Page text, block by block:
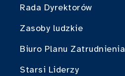
Rada Dyrektorów
Zasoby ludzkie
Biuro Planu Zatrudnienia
Starsi Liderzy